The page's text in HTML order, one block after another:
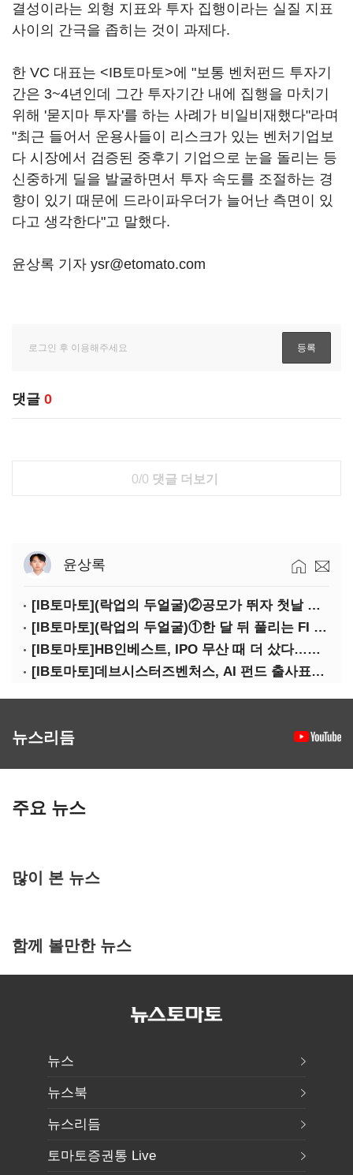
결성이라는 외형 지표와 투자 집행이라는 실질 지표
사이의 간극을 좁히는 것이 과제다.
한 VC 대표는 <IB토마토>에 "보통 벤처펀드 투자기
간은 3~4년인데 그간 투자기간 내에 집행을 마치기
위해 '묻지마 투자'를 하는 사례가 비일비재했다"라며
"최근 들어서 운용사들이 리스크가 있는 벤처기업보
다 시장에서 검증된 중후기 기업으로 눈을 돌리는 등
신중하게 딜을 발굴하면서 투자 속도를 조절하는 경
향이 있기 때문에 드라이파우더가 늘어난 측면이 있
다고 생각한다"고 말했다.
윤상록 기자 ysr@etomato.com
댓글 0
0/0 댓글 더보기
윤상록
[IB토마토](락업의 두얼굴)②공모가 뛰자 첫날 매도…FI 엑시트 전략 갈렸다
[IB토마토](락업의 두얼굴)①한 달 뒤 풀리는 FI 물량…새내기주 오버행 경계
[IB토마토]HB인베스트, IPO 무산 때 더 샀다…마키나락스 투자 2.7배 회수
[IB토마토]데브시스터즈벤처스, AI 펀드 출사표…모회사 경영난 변수
뉴스리듬
주요 뉴스
많이 본 뉴스
함께 볼만한 뉴스
뉴스
뉴스북
뉴스리듬
토마토증권통 Live